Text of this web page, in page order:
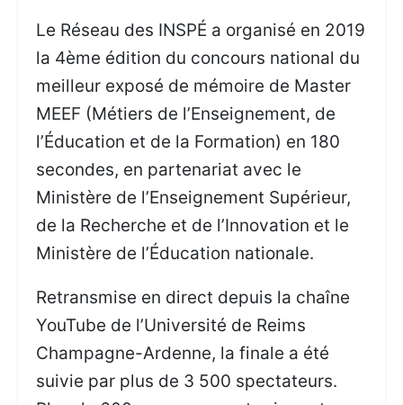
Le Réseau des INSPÉ a organisé en 2019
la 4ème édition du concours national du
meilleur exposé de mémoire de Master
MEEF (Métiers de l’Enseignement, de
l’Éducation et de la Formation) en 180
secondes, en partenariat avec le
Ministère de l’Enseignement Supérieur,
de la Recherche et de l’Innovation et le
Ministère de l’Éducation nationale.
Retransmise en direct depuis la chaîne
YouTube de l’Université de Reims
Champagne-Ardenne, la finale a été
suivie par plus de 3 500 spectateurs.